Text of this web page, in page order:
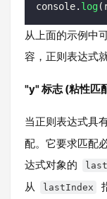
console. log
从上面的示例中
容，正则表达式
"y" 标志 (粘性匹
当正则表达式具
配。它要求匹配
达式对象的
从
lastIndex